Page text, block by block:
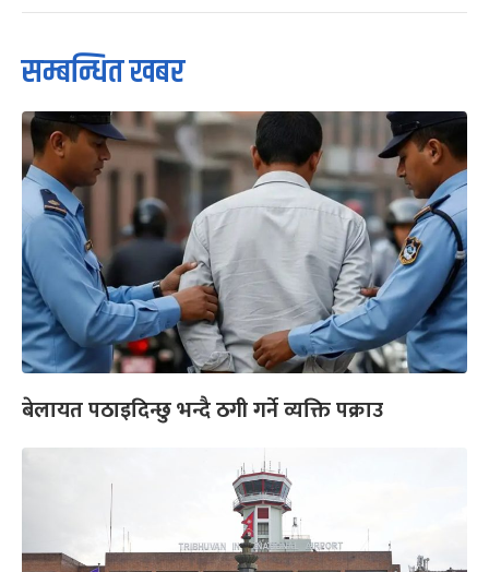
सम्बन्धित खबर
बेलायत पठाइदिन्छु भन्दै ठगी गर्ने व्यक्ति पक्राउ